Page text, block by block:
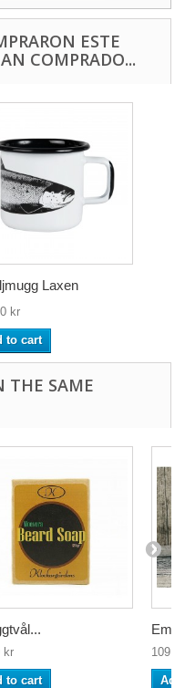
ESTE
COMPRADO...
Laxen
kr
to cart
THE SAME
kr
to cart